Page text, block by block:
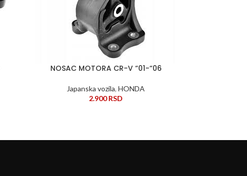
DODAJ U KORPU
NOSAC MOTORA CR-V “01-“06
Japanska vozila,HONDA
2.900RSD